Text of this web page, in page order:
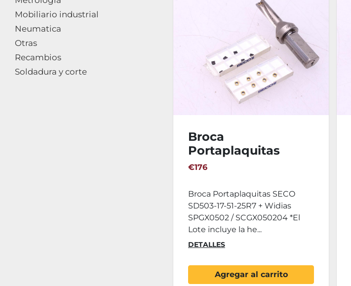
Mobiliario industrial
Neumatica
Otras
Recambios
Soldadura y corte
Broca
Portaplaquitas
SECO SD503-17-51-
SPGX0502 /
SCGX050204
€176
Broca Portaplaquitas SECO
SD503-17-51-25R7 + Widias
SPGX0502 / SCGX050204 *El
Lote incluye la he...
DETALLES
Agregar al carrito